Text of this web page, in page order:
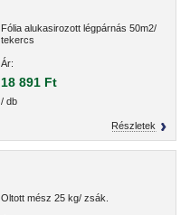
Fólia alukasirozott légpárnás 50m2/
tekercs
Ár:
18 891 Ft
/ db
Részletek
Oltott mész 25 kg/ zsák.